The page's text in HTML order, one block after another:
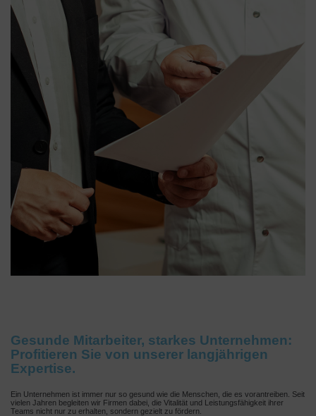
Gesunde Mitarbeiter, starkes Unternehmen:
Profitieren Sie von unserer langjährigen
Expertise.
Ein Unternehmen ist immer nur so gesund wie die Menschen, die es vorantreiben. Seit
vielen Jahren begleiten wir Firmen dabei, die Vitalität und Leistungsfähigkeit ihrer
Teams nicht nur zu erhalten, sondern gezielt zu fördern.